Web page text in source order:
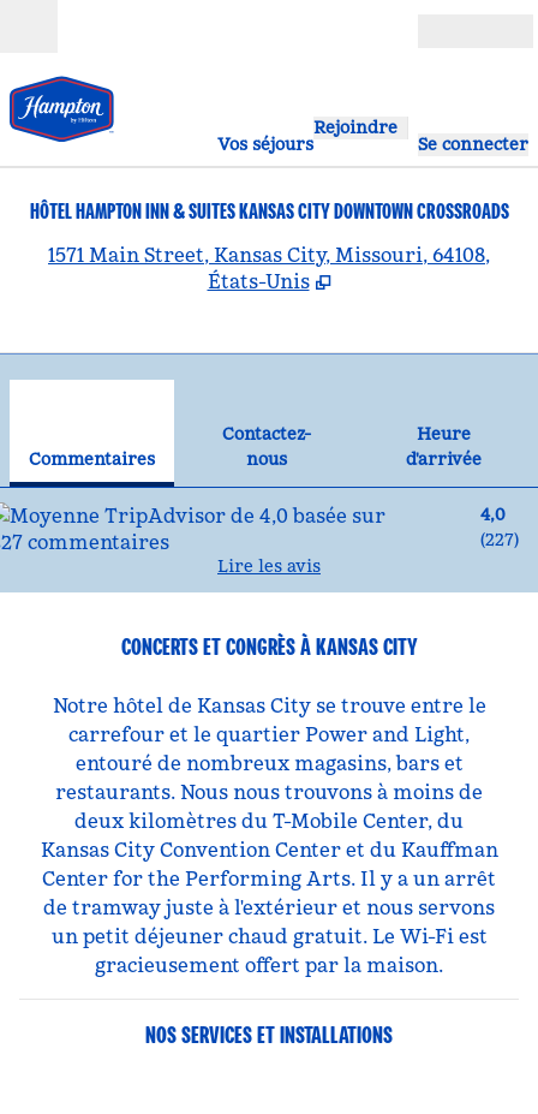
Vos séjours
Rejoindre
Se connecter
HÔTEL HAMPTON INN & SUITES KANSAS CITY DOWNTOWN CROSSROADS
1571 Main Street, Kansas City, Missouri, 64108,
États-Unis
Commentaires
Contactez-
nous
Contactez-nous
Heure
d'arrivée
4,0
(227)
Lire les avis
CONCERTS ET CONGRÈS À KANSAS CITY
Notre hôtel de Kansas City se trouve entre le
carrefour et le quartier Power and Light,
entouré de nombreux magasins, bars et
restaurants. Nous nous trouvons à moins de
deux kilomètres du T-Mobile Center, du
Kansas City Convention Center et du Kauffman
Center for the Performing Arts. Il y a un arrêt
de tramway juste à l'extérieur et nous servons
un petit déjeuner chaud gratuit. Le Wi-Fi est
gracieusement offert par la maison.
NOS SERVICES ET INSTALLATIONS